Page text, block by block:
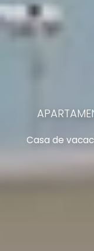
Casa de